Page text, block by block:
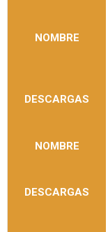
NOMBRE
DESCARGAS
NOMBRE
DESCARGAS